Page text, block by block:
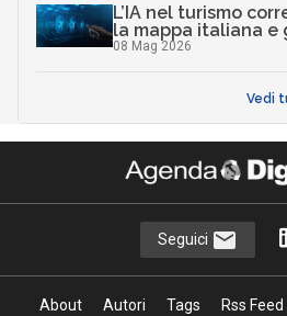
L’IA nel turismo
la mappa italiana e
08 Mag 2026
Vedi
Seguici
About Autori Tags Rss Feed